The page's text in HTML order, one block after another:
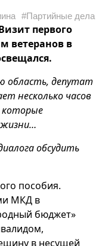
#Партийные дела
первого
ветеранов в
область, депутат
несколько часов
которые
обсудить
пособия.
МКД в
бюджет»
в несущей